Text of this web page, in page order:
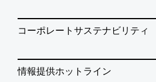
コーポレートサステナビリティ
情報提供ホットライン